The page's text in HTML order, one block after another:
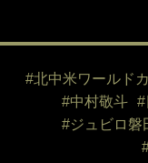
#北中米ワールド
#中村敬斗
#
#ジュビロ磐